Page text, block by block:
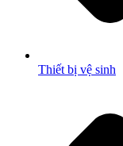
Thiết bị vệ sinh